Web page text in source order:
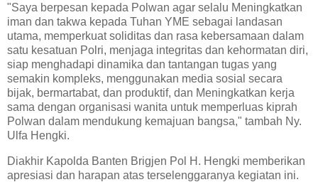
"Saya berpesan kepada Polwan agar selalu Meningkatkan
iman dan takwa kepada Tuhan YME sebagai landasan
utama, memperkuat soliditas dan rasa kebersamaan dalam
satu kesatuan Polri, menjaga integritas dan kehormatan diri,
siap menghadapi dinamika dan tantangan tugas yang
semakin kompleks, menggunakan media sosial secara
bijak, bermartabat, dan produktif, dan Meningkatkan kerja
sama dengan organisasi wanita untuk memperluas kiprah
Polwan dalam mendukung kemajuan bangsa," tambah Ny.
Ulfa Hengki.
Diakhir Kapolda Banten Brigjen Pol H. Hengki memberikan
apresiasi dan harapan atas terselenggaranya kegiatan ini.